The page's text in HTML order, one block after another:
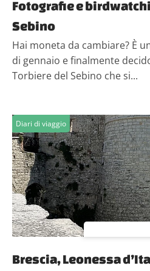
Fotografie e
Sebino
Hai moneta da cambiare? È
di gennaio e finalmente
Torbiere del Sebino che si...
Diari di viaggio
Brescia, Leonessa